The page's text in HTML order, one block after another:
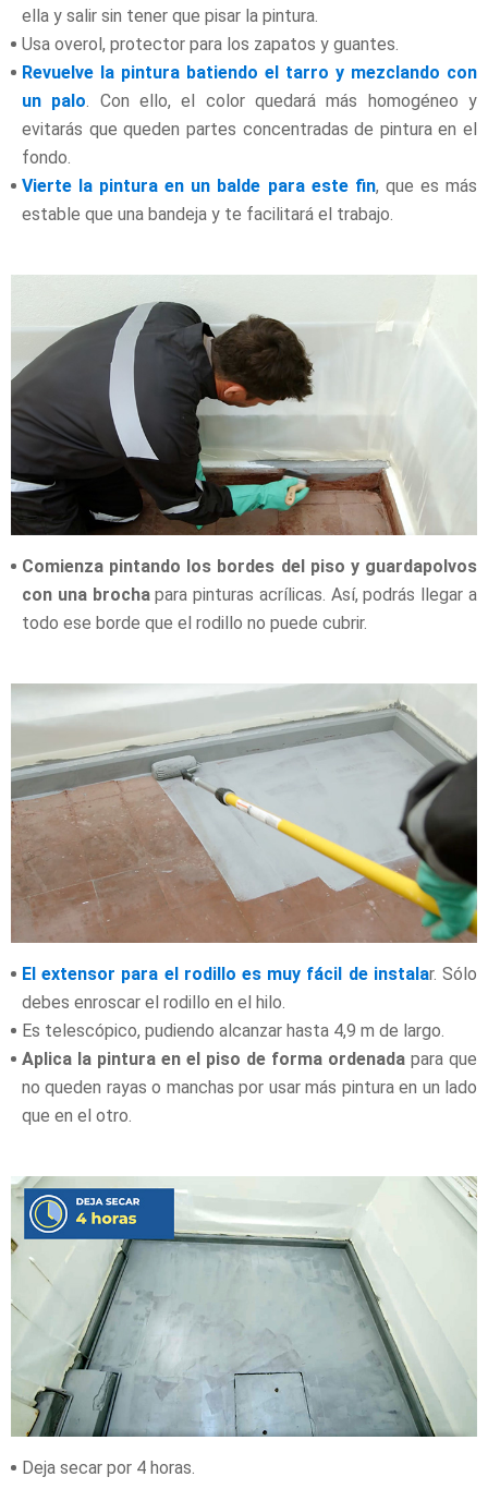
ella y salir sin tener que pisar la pintura.
Usa overol, protector para los zapatos y guantes.
Revuelve la pintura batiendo el tarro y mezclando con
un palo. Con ello, el color quedará más homogéneo y
evitarás que queden partes concentradas de pintura en el
fondo.
Vierte la pintura en un balde para este fin, que es más
estable que una bandeja y te facilitará el trabajo.
Comienza pintando los bordes del piso y guardapolvos
con una brochapara pinturas acrílicas. Así, podrás llegar a
todo ese borde que el rodillo no puede cubrir.
El extensor para el rodillo es muy fácil de instalar. Sólo
debes enroscar el rodillo en el hilo.
Es telescópico, pudiendo alcanzar hasta 4,9 m de largo.
Aplica la pintura en el piso de forma ordenada para que
no queden rayas o manchas por usar más pintura en un lado
que en el otro.
Deja secar por 4 horas.